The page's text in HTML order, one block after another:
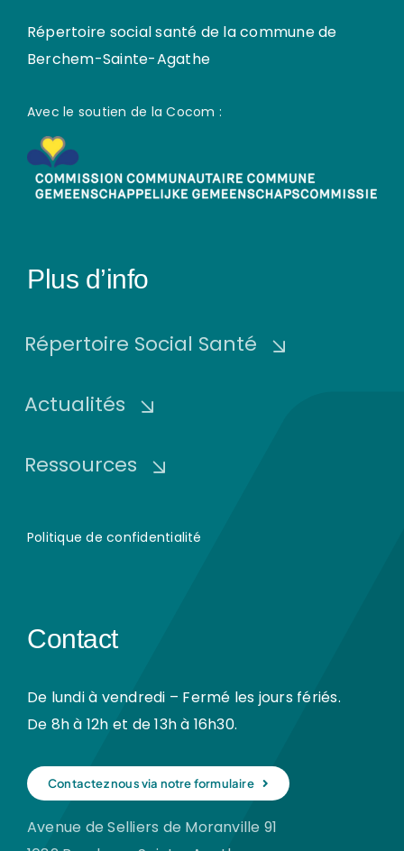
Répertoire social santé de la commune de
Berchem-Sainte-Agathe
Avec le soutien de la Cocom :
Plus d’info
Répertoire Social Santé
Actualités
Ressources
Politique de confidentialité
Contact
De lundi à vendredi – Fermé les jours fériés.
De 8h à 12h et de 13h à 16h30.
Contactez nous via notre formulaire
Avenue de Selliers de Moranville 91